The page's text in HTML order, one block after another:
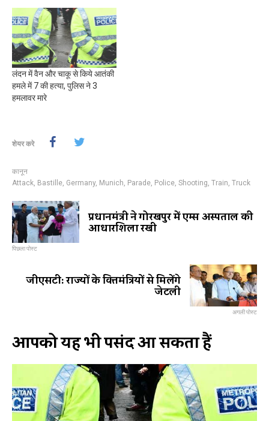
लंदन में वैन और चाकू से किये आतंकी
हमले में 7 की हत्या, पुलिस ने 3
हमलावर मारे
शेयर करे
कानून
Attack, Bastille, Germany, Munich, Parade, Police, Shooting, Train, Truck
प्रधानमंत्री ने गोरखपुर में एम्स अस्पताल की
आधारशिला रखी
पिछला पोस्ट
जीएसटी: राज्यों के वित्तमंत्रियों से मिलेंगे
जेटली
अगली पोस्ट
आपको यह भी पसंद आ सकता हैं